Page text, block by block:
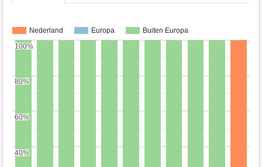
Nederland Europa Buiten Europa
40%
40%
60%
60%
80%
80%
100%
100%